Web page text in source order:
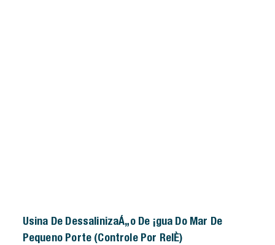
Usina De Dessalinização De Água Do Mar De
Pequeno Porte (controle Por Relé)